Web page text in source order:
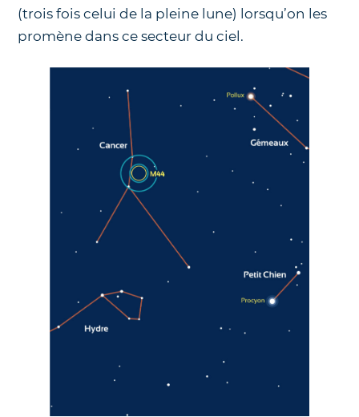
(trois fois celui de la pleine lune) lorsqu’on les
promène dans ce secteur du ciel.